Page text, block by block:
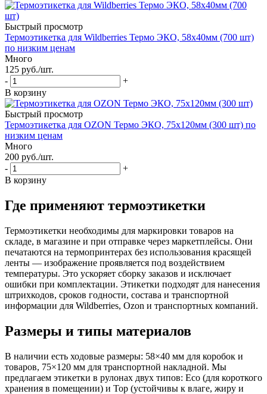
Быстрый просмотр
Термоэтикетка для Wildberries Термо ЭКО, 58x40мм (700 шт)
по низким ценам
Много
125 руб./шт.
-
+
В корзину
Быстрый просмотр
Термоэтикетка для OZON Термо ЭКО, 75x120мм (300 шт) по
низким ценам
Много
200 руб./шт.
-
+
В корзину
Где применяют термоэтикетки
Термоэтикетки необходимы для маркировки товаров на
складе, в магазине и при отправке через маркетплейсы. Они
печатаются на термопринтерах без использования красящей
ленты — изображение проявляется под воздействием
температуры. Это ускоряет сборку заказов и исключает
ошибки при комплектации. Этикетки подходят для нанесения
штрихкодов, сроков годности, состава и транспортной
информации для Wildberries, Ozon и транспортных компаний.
Размеры и типы материалов
В наличии есть ходовые размеры: 58×40 мм для коробок и
товаров, 75×120 мм для транспортной накладной. Мы
предлагаем этикетки в рулонах двух типов: Eco (для короткого
хранения в помещении) и Top (устойчивы к влаге, жиру и